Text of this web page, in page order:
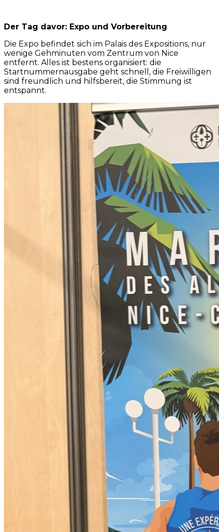
Der Tag davor: Expo und Vorbereitung
Die Expo befindet sich im Palais des Expositions, nur
wenige Gehminuten vom Zentrum von Nice
entfernt. Alles ist bestens organisiert: die
Startnummernausgabe geht schnell, die Freiwilligen
sind freundlich und hilfsbereit, die Stimmung ist
entspannt.